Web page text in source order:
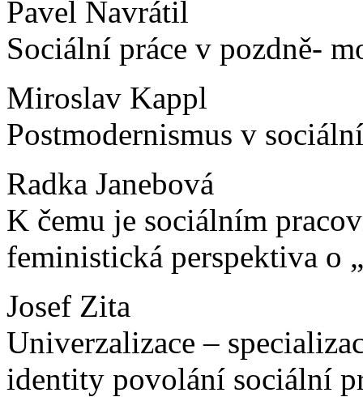
Pavel Navrátil
Sociální práce v pozdně-
Miroslav Kappl
Postmodernismus v
Radka Janebová
K čemu je sociálním
feministická perspektiva
Josef Zita
Univerzalizace –
identity povolání sociální